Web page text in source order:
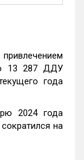
13 287 ДДУ
года
2024 года
на